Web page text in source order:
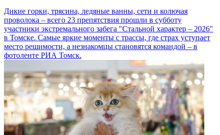
Дикие горки, трясина, ледяные ванны, сети и колючая
проволока – всего 23 препятствия прошли в субботу
участники экстремального забега "Стальной характер – 2026"
в Томске. Самые яркие моменты с трассы, где страх уступает
место решимости, а незнакомцы становятся командой – в
фотоленте РИА Томск.